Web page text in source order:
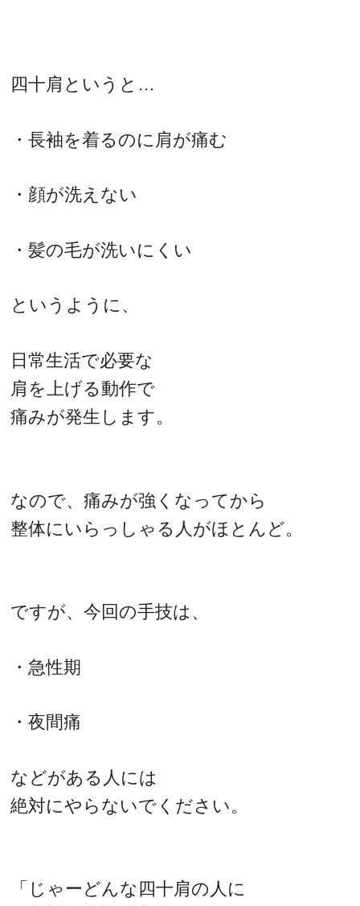
四十肩というと…
・長袖を着るのに肩が痛む
・顔が洗えない
・髪の毛が洗いにくい
というように、
日常生活で必要な
肩を上げる動作で
痛みが発生します。
なので、痛みが強くなってから
整体にいらっしゃる人がほとんど。
ですが、今回の手技は、
・急性期
・夜間痛
などがある人には
絶対にやらないでください。
「じゃーどんな四十肩の人に